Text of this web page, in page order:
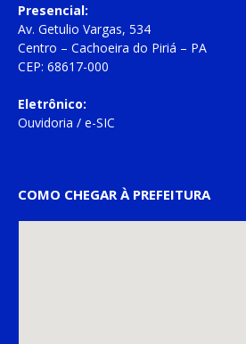
Presencial:
Av. Getulio Vargas, 534
Centro – Cachoeira do Piriá – PA
CEP: 68617-000
Eletrônico:
Ouvidoria / e-SIC
COMO CHEGAR À PREFEITURA